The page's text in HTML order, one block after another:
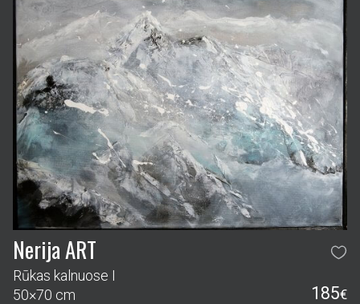
Nerija ART
Baltijos jūra III
100×100 cm
223 €